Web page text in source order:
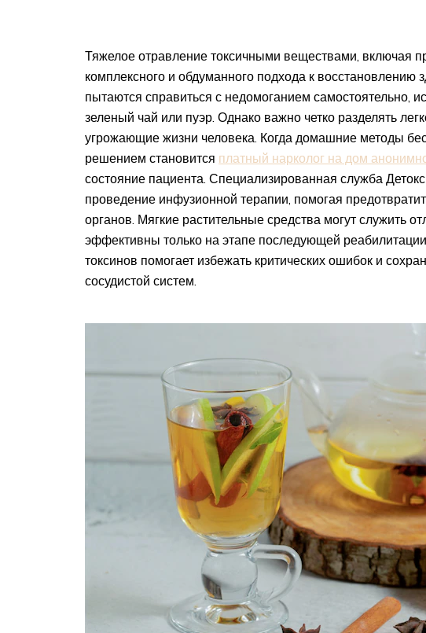
Тяжелое отравление токсичными веществами, включая
комплексного и обдуманного подхода к восстановлению
пытаются справиться с недомоганием самостоятельно,
зеленый чай или пуэр. Однако важно четко разделять
угрожающие жизни человека. Когда домашние методы
решением становится платный нарколог на дом
состояние пациента. Специализированная служба
проведение инфузионной терапии, помогая
органов. Мягкие растительные средства могут служить
эффективны только на этапе последующей
токсинов помогает избежать критических ошибок и
сосудистой систем.